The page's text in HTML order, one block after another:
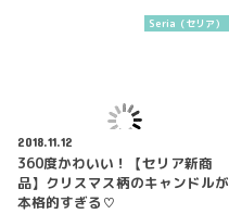
Seria（セリア）
2018.11.12
360度かわいい！【セリア新商
品】クリスマス柄のキャンドルが
本格的すぎる♡